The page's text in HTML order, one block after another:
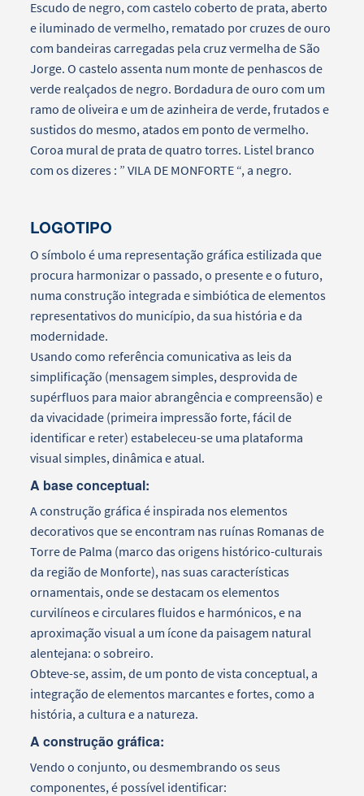
Escudo de negro, com castelo coberto de prata, aberto
e iluminado de vermelho, rematado por cruzes de ouro
com bandeiras carregadas pela cruz vermelha de São
Jorge. O castelo assenta num monte de penhascos de
verde realçados de negro. Bordadura de ouro com um
ramo de oliveira e um de azinheira de verde, frutados e
sustidos do mesmo, atados em ponto de vermelho.
Coroa mural de prata de quatro torres. Listel branco
com os dizeres : ” VILA DE MONFORTE “, a negro.
LOGOTIPO
O símbolo é uma representação gráfica estilizada que
procura harmonizar o passado, o presente e o futuro,
numa construção integrada e simbiótica de elementos
representativos do município, da sua história e da
modernidade.
Usando como referência comunicativa as leis da
simplificação (mensagem simples, desprovida de
supérfluos para maior abrangência e compreensão) e
da vivacidade (primeira impressão forte, fácil de
identificar e reter) estabeleceu-se uma plataforma
visual simples, dinâmica e atual.
A base conceptual:
A construção gráfica é inspirada nos elementos
decorativos que se encontram nas ruínas Romanas de
Torre de Palma (marco das origens histórico-culturais
da região de Monforte), nas suas características
ornamentais, onde se destacam os elementos
curvilíneos e circulares fluidos e harmónicos, e na
aproximação visual a um ícone da paisagem natural
alentejana: o sobreiro.
Obteve-se, assim, de um ponto de vista conceptual, a
integração de elementos marcantes e fortes, como a
história, a cultura e a natureza.
A construção gráfica:
Vendo o conjunto, ou desmembrando os seus
componentes, é possível identificar: